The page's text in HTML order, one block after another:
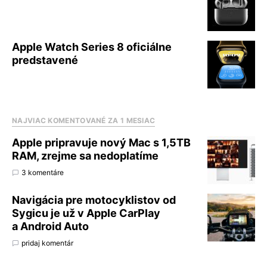
Apple Watch Series 8 oficiálne
predstavené
NAJVIAC KOMENTOVANÉ ZA 1 MESIAC
Apple pripravuje nový Mac s 1,5TB
RAM, zrejme sa nedoplatíme
3 komentáre
Navigácia pre motocyklistov od
Sygicu je už v Apple CarPlay
a Android Auto
pridaj komentár